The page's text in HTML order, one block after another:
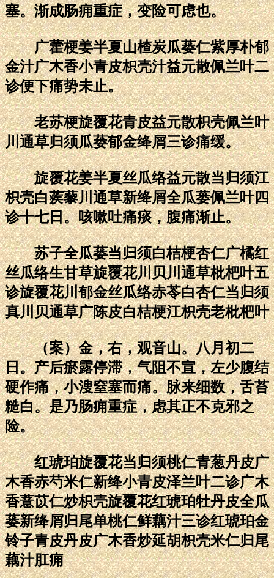
塞。渐成肠痈重症，变险可虑也。
广藿梗姜半夏山楂炭瓜蒌仁紫厚朴郁
金汁广木香小青皮枳壳汁益元散佩兰叶二
诊便下痛势未止。
老苏梗旋覆花青皮益元散枳壳佩兰叶
川通草归须瓜蒌郁金绛屑三诊痛缓。
旋覆花姜半夏丝瓜络益元散当归须江
枳壳白蒺藜川通草新绛屑全瓜蒌佩兰叶四
诊十七日。咳嗽吐痛痰，腹痛渐止。
苏子全瓜蒌当归须白桔梗杏仁广橘红
丝瓜络生甘草旋覆花川贝川通草枇杷叶五
诊旋覆花川郁金丝瓜络赤苓白杏仁当归须
真川贝通草广陈皮白桔梗江枳壳老枇杷叶
（案）金，右，观音山。八月初二
日。产后瘀露停滞，气阻不宣，左少腹结
硬作痛，小溲窒塞而痛。脉来细数，舌苔
糙白。是乃肠痈重症，虑其正不克邪之
险。
红琥珀旋覆花当归须桃仁青葱丹皮广
木香赤芍米仁新绛小青皮泽兰叶二诊广木
香薏苡仁炒枳壳旋覆花红琥珀牡丹皮全瓜
蒌新绛屑归尾单桃仁鲜藕汁三诊红琥珀金
铃子青皮丹皮广木香炒延胡枳壳米仁归尾
藕汁肛痈